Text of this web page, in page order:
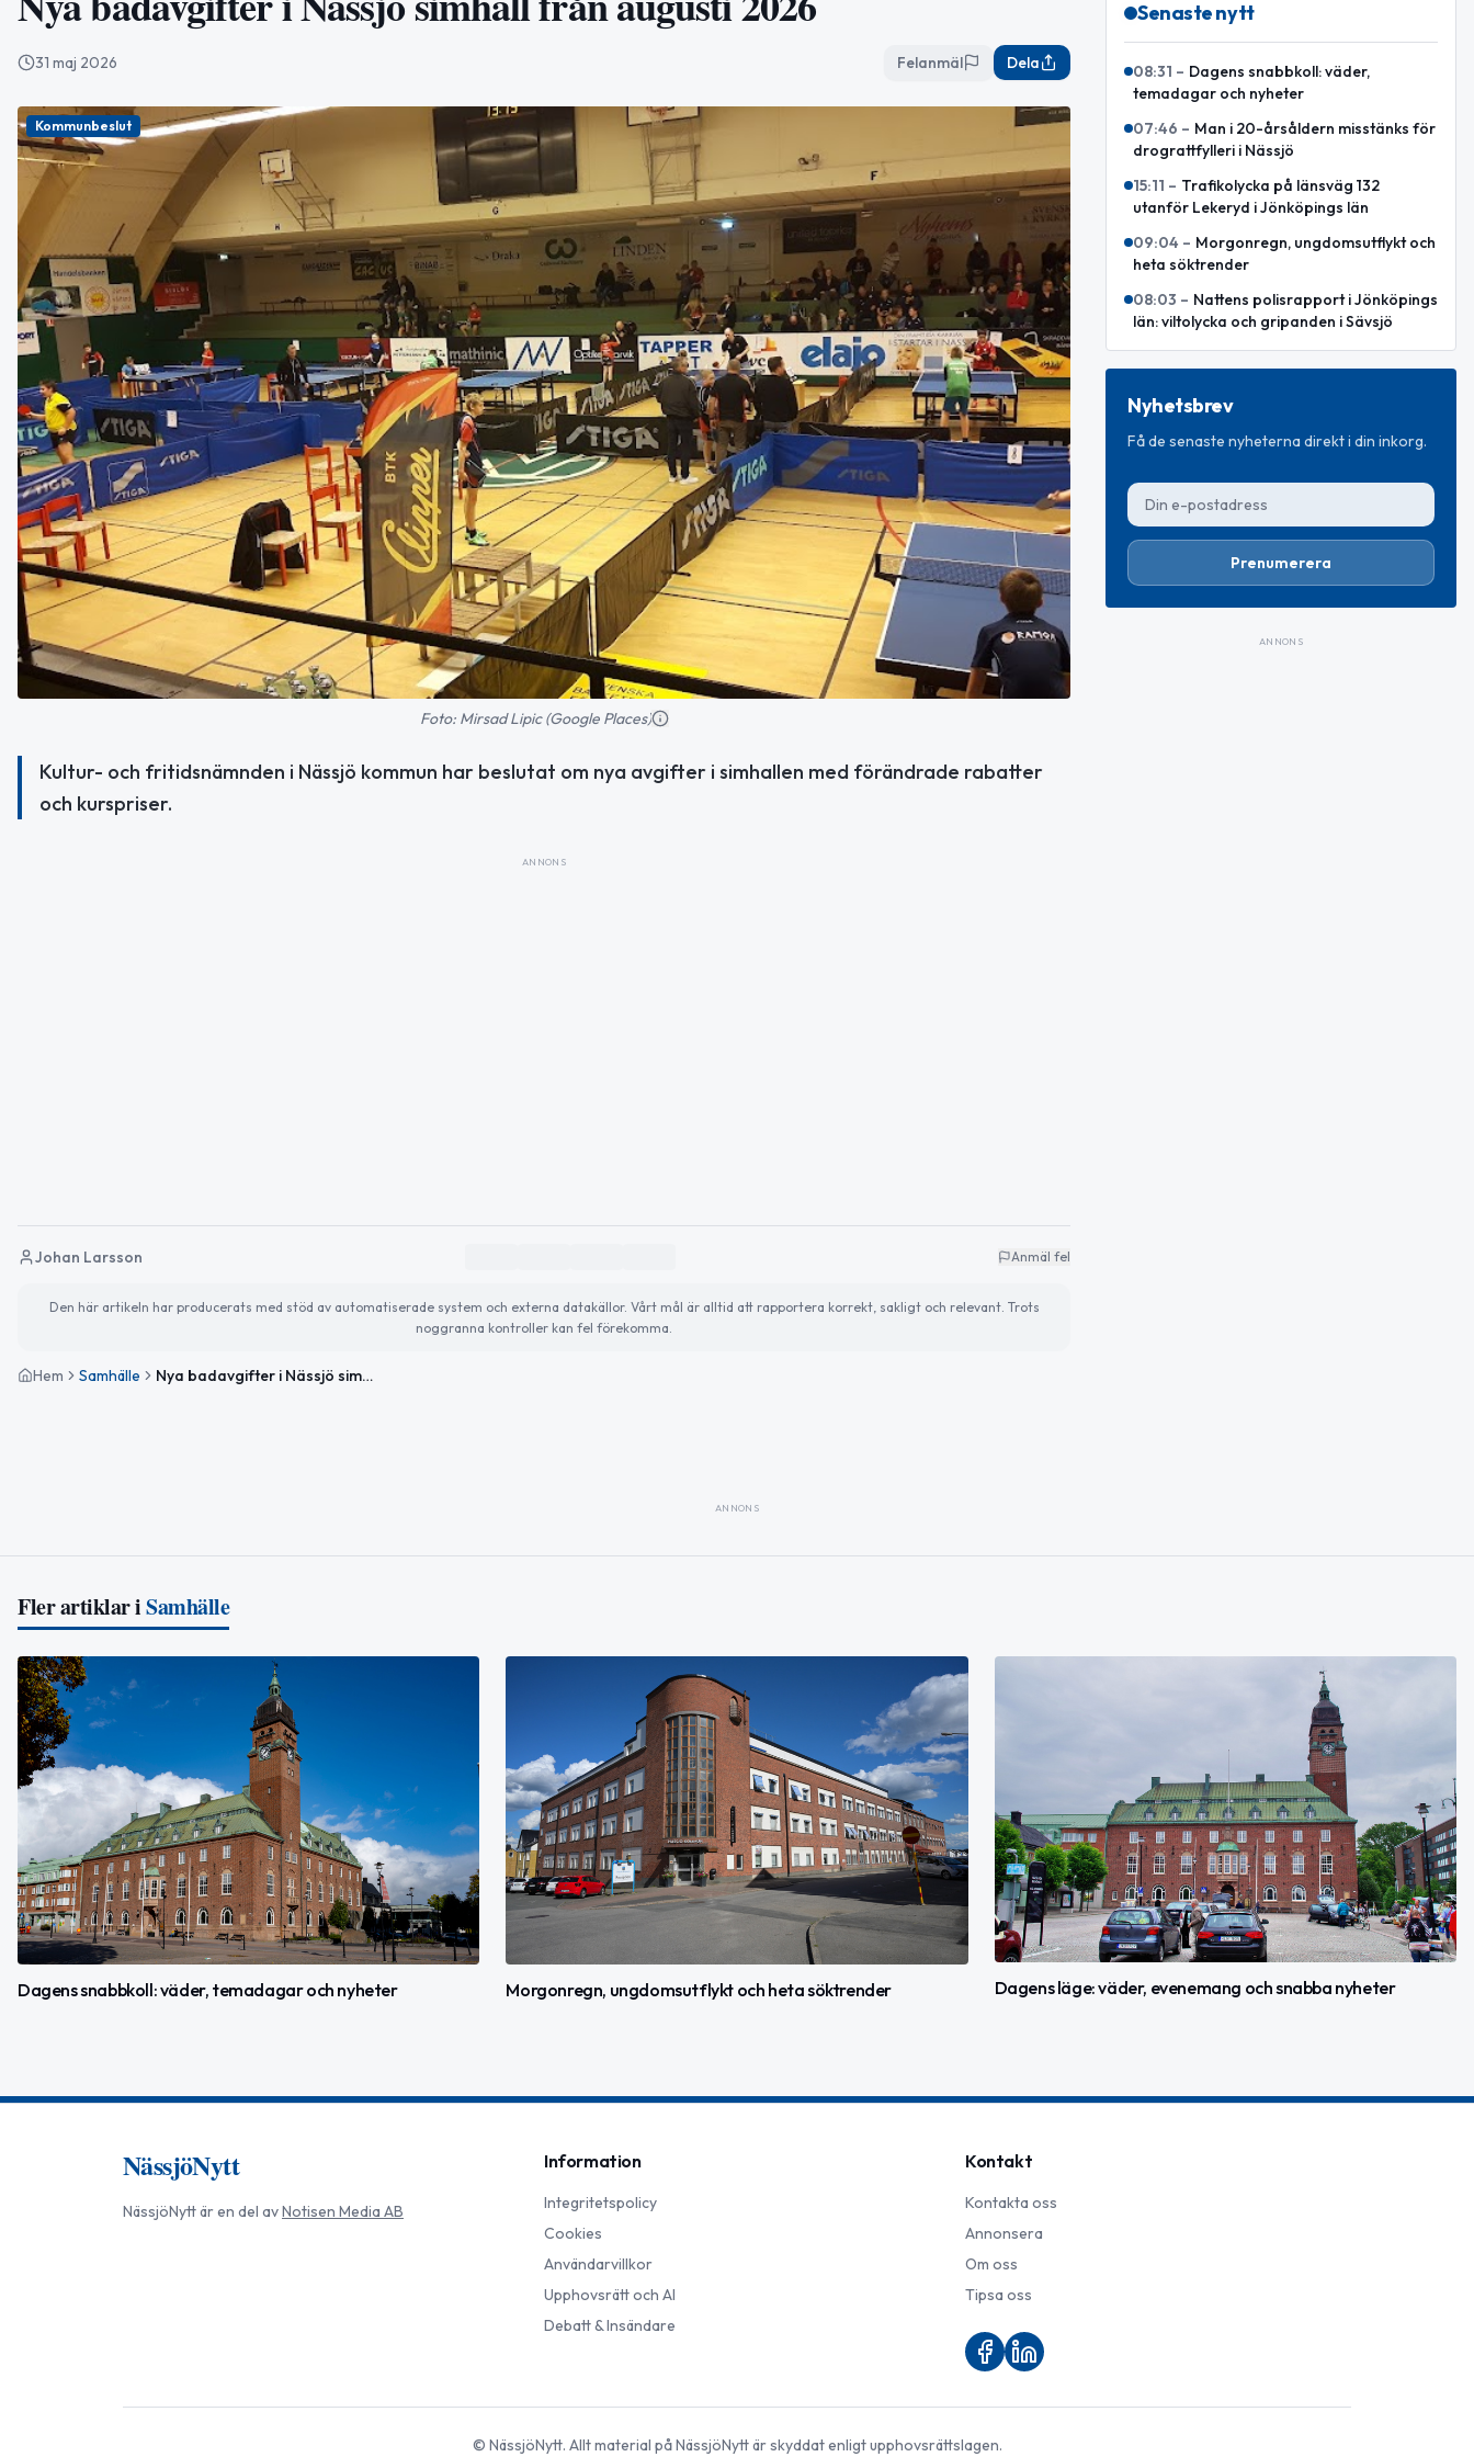
31 maj 2026 Felanmäl Dela
Kommunbeslut
Foto: Mirsad Lipic (Google Places)
Kultur- och fritidsnämnden i Nässjö kommun har beslutat om nya avgifter i simhallen med förändrade rabatter
och kurspriser.
ANNONS
Johan Larsson Anmäl fel
Den här artikeln har producerats med stöd av automatiserade system och externa datakällor. Vårt mål är alltid att rapportera korrekt, sakligt och relevant. Trots
noggranna kontroller kan fel förekomma.
Hem Samhälle Nya badavgifter i Nässjö simhall från augusti 2026
Senaste nytt
08:31 – Dagens snabbkoll: väder,
temadagar och nyheter
07:46 – Man i 20-årsåldern misstänks för
drograttfylleri i Nässjö
15:11 – Trafikolycka på länsväg 132
utanför Lekeryd i Jönköpings län
09:04 – Morgonregn, ungdomsutflykt och
heta söktrender
08:03 – Nattens polisrapport i Jönköpings
län: viltolycka och gripanden i Sävsjö
Nyhetsbrev
Få de senaste nyheterna direkt i din inkorg.
Prenumerera
ANNONS
ANNONS
Fler artiklar iSamhälle
Dagens snabbkoll: väder, temadagar och nyheter Morgonregn, ungdomsutflykt och heta söktrender Dagens läge: väder, evenemang och snabba nyheter
NässjöNytt
NässjöNyttär en del avNotisen Media AB
Information
Integritetspolicy
Cookies
Användarvillkor
Upphovsrätt och AI
Debatt & Insändare
Kontakt
Kontakta oss
Annonsera
Om oss
Tipsa oss
© NässjöNytt. Allt material påNässjöNyttär skyddat enligt upphovsrättslagen.